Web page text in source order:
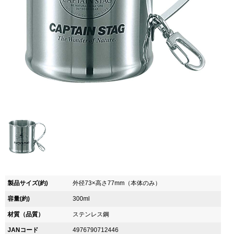
製品サイズ(約) 外径73×高さ77mm（本体のみ）
容量(約) 300ml
材質（品質） ステンレス鋼
JANコード 4976790712446